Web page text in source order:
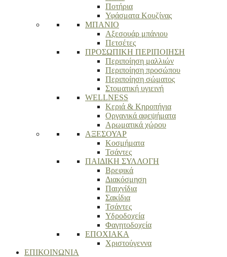
Ποτήρια
Υφάσματα Κουζίνας
ΜΠΑΝΙΟ
Αξεσουάρ μπάνιου
Πετσέτες
ΠΡΟΣΩΠΙΚΗ ΠΕΡΙΠΟΙΗΣΗ
Περιποίηση μαλλιών
Περιποίηση προσώπου
Περιποίηση σώματος
Στοματική υγιεινή
WELLNESS
Κεριά & Κηροπήγια
Οργανικά αφεψήματα
Αρωματικά χώρου
ΑΞΕΣΟΥΑΡ
Κοσμήματα
Τσάντες
ΠΑΙΔΙΚΗ ΣΥΛΛΟΓΗ
Βρεφικά
Διακόσμηση
Παιχνίδια
Σακίδια
Τσάντες
Υδροδοχεία
Φαγητοδοχεία
ΕΠΟΧΙΑΚΑ
Χριστούγεννα
ΕΠΙΚΟΙΝΩΝΙΑ